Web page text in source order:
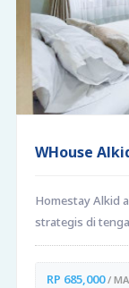
WHouse
Homestay Alkid
strategis di
RP 685,000/